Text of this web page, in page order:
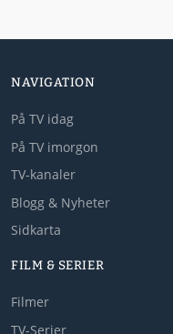
NAVIGATION
På TV idag
På TV imorgon
TV-kanaler
Blogg & Nyheter
Sidkarta
FILM & SERIER
Filmer
TV-Serier